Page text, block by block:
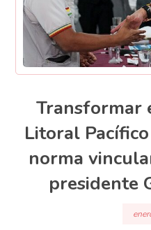
Litoral
norma
presidente